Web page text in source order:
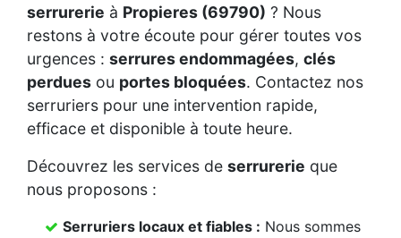
serrurerie à Propieres (69790) ? Nous
restons à votre écoute pour gérer toutes vos
urgences : serrures endommagées, clés
perdues ou portes bloquées. Contactez nos
serruriers pour une intervention rapide,
efficace et disponible à toute heure.
Découvrez les services de serrurerie que
nous proposons :
Serruriers locaux et fiables : Nous sommes